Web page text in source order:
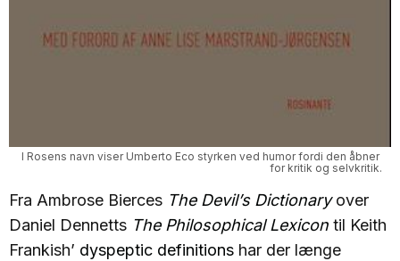
I Rosens navn viser Umberto Eco styrken ved humor fordi den åbner
for kritik og selvkritik.
Fra Ambrose Bierces The Devil’s Dictionaryover
Daniel Dennetts The Philosophical Lexicon til Keith
Frankish’ dyspeptic definitions har der længe